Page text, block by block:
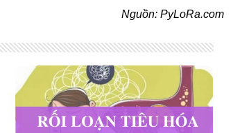
Nguồn: PyLoRa.com